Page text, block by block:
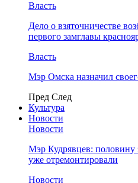
Власть
Дело о взяточничестве
первого замглавы
Власть
Мэр Омска назначил
Пред След
Культура
Новости
Новости
Мэр Кудрявцев: половину
уже отремонтировали
Новости